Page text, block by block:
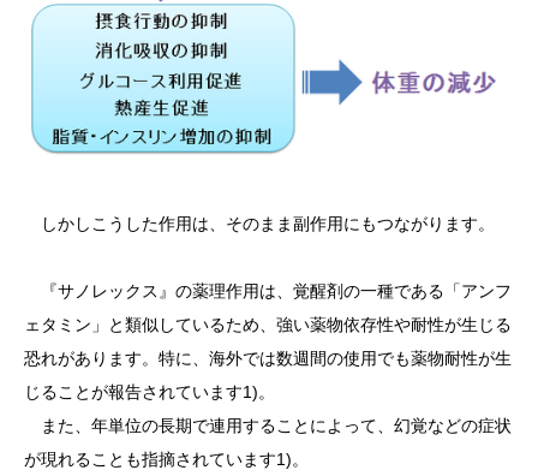
しかしこうした作用は、そのまま副作用にもつながります。
『サノレックス』の薬理作用は、覚醒剤の一種である「アンフ
ェタミン」と類似しているため、強い薬物依存性や耐性が生じる
恐れがあります。特に、海外では数週間の使用でも薬物耐性が生
じることが報告されています1)。
また、年単位の長期で連用することによって、幻覚などの症状
が現れることも指摘されています1)。